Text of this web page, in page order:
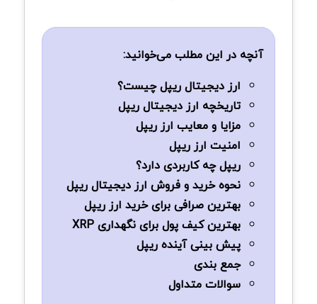
آنچه در این مطلب می‌خوانید:
ارز دیجیتال ریپل چیست؟
تاریخچه ارز دیجیتال ریپل
مزایا و معایب ارز ریپل
امنیت ارز ریپل
ریپل چه کاربردی دارد؟
نحوه خرید و فروش ارز دیجیتال ریپل
بهترین صرافی برای خرید ارز ریپل
بهترین کیف پول برای نگهداری XRP
پیش بینی آینده ریپل
جمع‌ بندی
سوالات متداول